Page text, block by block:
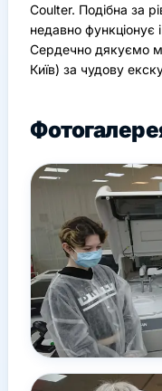
Coulter. Подібна за
недавно функціонує
Сердечно дякуємо
Київ) за чудову